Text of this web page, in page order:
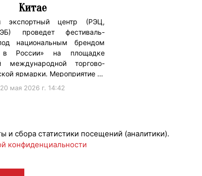
Китае
экспортный центр (РЭЦ,
проведет фестиваль-
национальным брендом
в России» на площадке
международной торгово-
ярмарки. Мероприятие …
20 мая 2026 г. 14:42
и сбора статистики посещений (аналитики).
конфиденциальности